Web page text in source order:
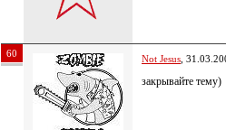
60 Not Jesus ,
закрывайте тему)